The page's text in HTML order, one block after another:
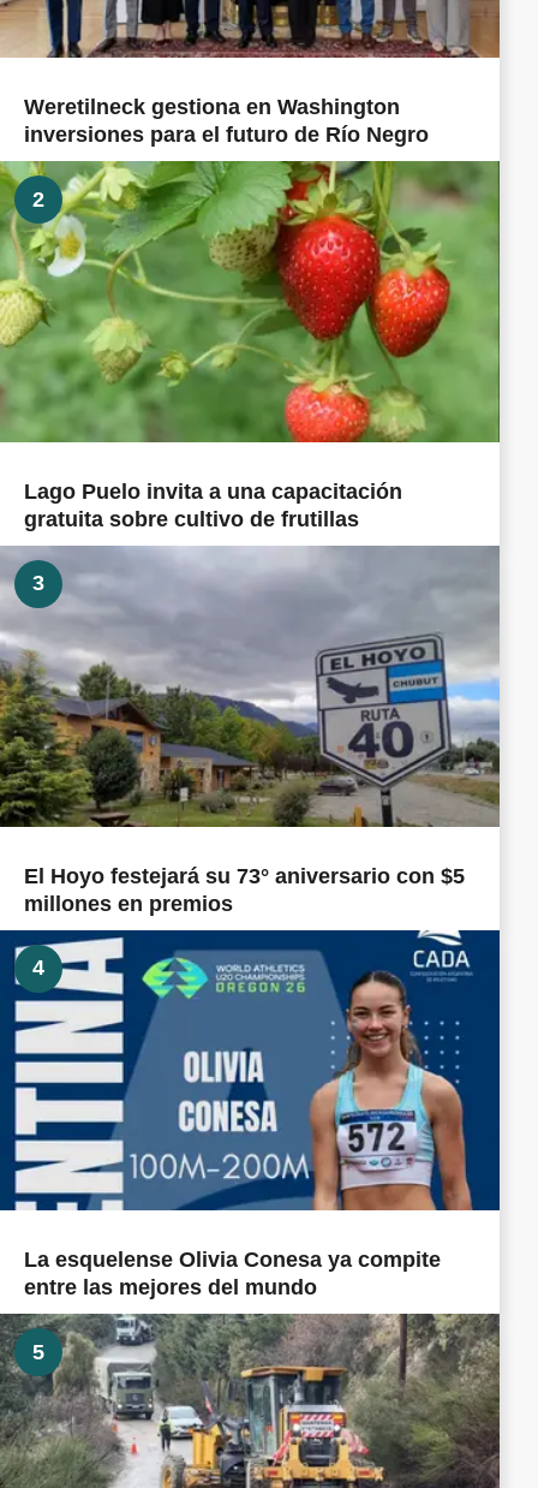
Weretilneck gestiona en Washington
inversiones para el futuro de Río Negro
2
Lago Puelo invita a una capacitación
gratuita sobre cultivo de frutillas
3
El Hoyo festejará su 73° aniversario con $5
millones en premios
4
La esquelense Olivia Conesa ya compite
entre las mejores del mundo
5